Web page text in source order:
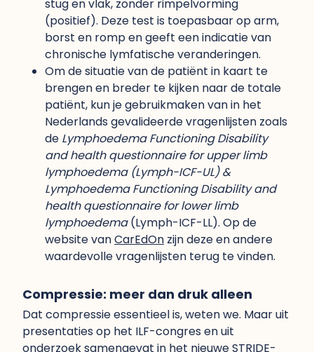
stug en vlak, zonder rimpelvorming
(positief). Deze test is toepasbaar op arm,
borst en romp en geeft een indicatie van
chronische lymfatische veranderingen.
Om de situatie van de patiënt in kaart te
brengen en breder te kijken naar de totale
patiënt, kun je gebruikmaken van in het
Nederlands gevalideerde vragenlijsten zoals
de Lymphoedema Functioning Disability
and health questionnaire for upper limb
lymphoedema (Lymph-ICF-UL) &
Lymphoedema Functioning Disability and
health questionnaire for lower limb
lymphoedema(Lymph-ICF-LL). Op de
website vanCarEdOn zijn deze en andere
waardevolle vragenlijsten terug te vinden.
Compressie: meer dan druk alleen
Dat compressie essentieel is, weten we. Maar uit
presentaties op het ILF-congres en uit
onderzoek samengevat in het nieuweSTRIDE-